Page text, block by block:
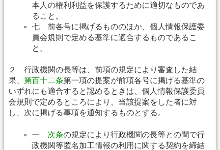
本人の権利利益を保護するために適切なものであ
ること。
七 前各号に掲げるもののほか、個人情報保護委
員会規則で定める基準に適合するものであるこ
と。
２ 行政機関の長等は、前項の規定により審査した結
果、 第百十二条第一項の提案が前項各号に掲げる基準の
いずれにも適合すると認めるときは、個人情報保護委員
会規則で定めるところにより、当該提案をした者に対
し、次に掲げる事項を通知するものとする。
一 次条の規定により行政機関の長等との間で行
政機関等匿名加工情報の利用に関する契約を締結